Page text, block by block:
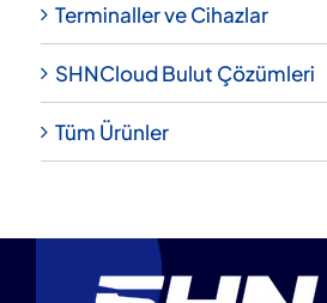
Terminaller ve Cihazlar
SHNCloud Bulut Çözümleri
Tüm Ürünler